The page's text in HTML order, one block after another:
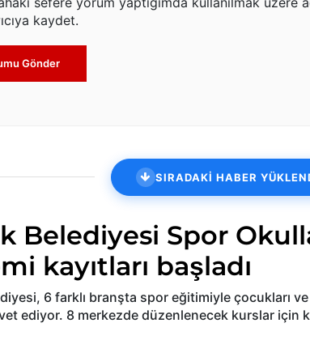
kaydet.
Gönder
SIRADAKİ HABER
Belediyesi Spor
kayıtları başladı
6 farklı branşta spor eğitimiyle çocukları
ediyor. 8 merkezde düzenlenecek kurslar için